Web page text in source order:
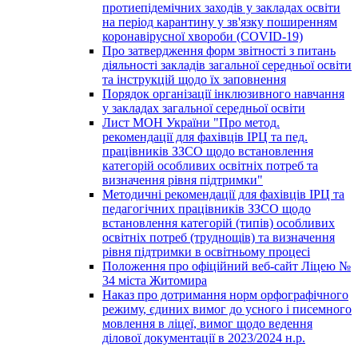
протиепідемічних заходів у закладах освіти
на період карантину у зв'язку поширенням
коронавірусної хвороби (COVID-19)
Про затвердження форм звітності з питань
діяльності закладів загальної середньої освіти
та інструкцій щодо їх заповнення
Порядок організації інклюзивного навчання
у закладах загальної середньої освіти
Лист МОН України "Про метод.
рекомендації для фахівців ІРЦ та пед.
працівників ЗЗСО щодо встановлення
категорій особливих освітніх потреб та
визначення рівня підтримки"
Методичні рекомендації для фахівців ІРЦ та
педагогічних працівників ЗЗСО щодо
встановлення категорій (типів) особливих
освітніх потреб (труднощів) та визначення
рівня підтримки в освітньому процесі
Положення про офіційний веб-сайт Ліцею №
34 міста Житомира
Наказ про дотримання норм орфографічного
режиму, єдиних вимог до усного і писемного
мовлення в ліцеї, вимог щодо ведення
ділової документації в 2023/2024 н.р.